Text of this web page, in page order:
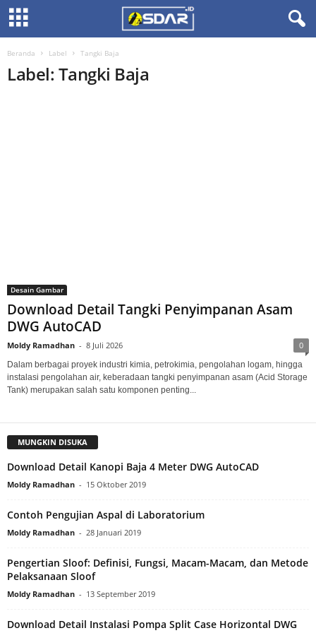
Beranda Label Tangki Baja
Label: Tangki Baja
Desain Gambar
Download Detail Tangki Penyimpanan Asam
DWG AutoCAD
Moldy Ramadhan - 8 Juli 2026 0
Dalam berbagai proyek industri kimia, petrokimia, pengolahan logam, hingga
instalasi pengolahan air, keberadaan tangki penyimpanan asam (Acid Storage
Tank) merupakan salah satu komponen penting...
MUNGKIN DISUKA
Download Detail Kanopi Baja 4 Meter DWG AutoCAD
Moldy Ramadhan - 15 Oktober 2019
Contoh Pengujian Aspal di Laboratorium
Moldy Ramadhan - 28 Januari 2019
Pengertian Sloof: Definisi, Fungsi, Macam-Macam, dan Metode
Pelaksanaan Sloof
Moldy Ramadhan - 13 September 2019
Download Detail Instalasi Pompa Split Case Horizontal DWG